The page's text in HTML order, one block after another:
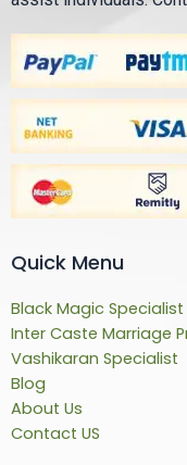
Quick Menu
Black Magic Specialist
Inter Caste Marriage
Vashikaran Specialist
Blog
About Us
Contact US